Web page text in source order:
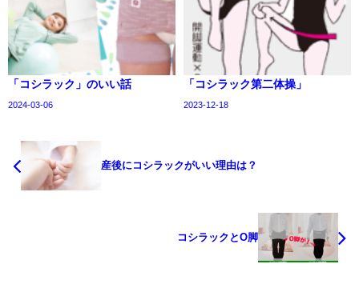
「コシラック」のいい話
2024-03-06
「コシラック第二体操」
2023-12-18
産後にコシラックがいい理由は？
コシラックとО脚